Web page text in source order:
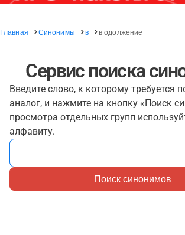
Главная Синонимы в в одолжение
Сервис поиска
Введите слово, к которому требуется
аналог, и нажмите на кнопку «Поиск
просмотра отдельных групп
алфавиту.
Поиск синонимов